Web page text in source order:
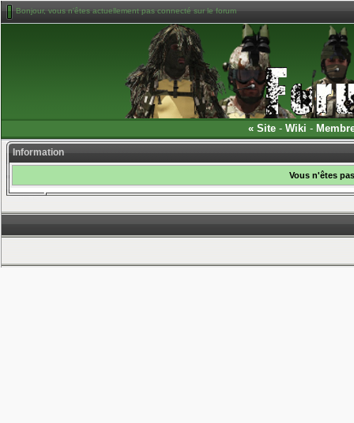
Bonjour, vous n'êtes actuellement pas connecté sur le forum
« Site - Wiki -
Information
Vous n'êtes